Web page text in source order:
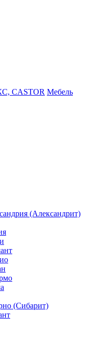
CASTOR Мебель
(Александрит)
(Сибарит)